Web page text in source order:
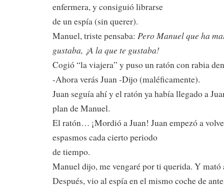
enfermera, y consiguió librarse
de un espía (sin querer).
Manuel, triste pensaba: Pero Manuel que ha
gustaba, ¡A la que te gustaba!
Cogió “la viajera” y puso un ratón con rabia
-Ahora verás Juan -Dijo (maléficamente).
Juan seguía ahí y el ratón ya había llegado a
plan de Manuel.
El ratón… ¡Mordió a Juan! Juan empezó a
espasmos cada cierto periodo
de tiempo.
Manuel dijo, me vengaré por ti querida. Y mató
Después, vio al espía en el mismo coche de